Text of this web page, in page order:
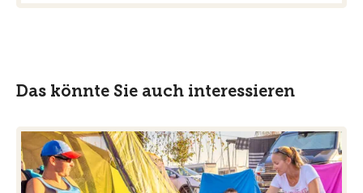
Das könnte Sie auch interessieren